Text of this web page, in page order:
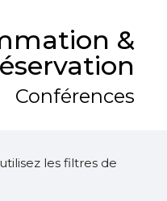
&
Conférences
les filtres de